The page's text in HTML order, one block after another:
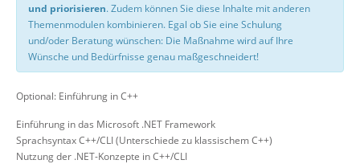
und priorisieren. Zudem können Sie diese Inhalte mit anderen
Themenmodulen kombinieren. Egal ob Sie eine Schulung
und/oder Beratung wünschen: Die Maßnahme wird auf Ihre
Wünsche und Bedürfnisse genau maßgeschneidert!
Optional: Einführung in C++
Einführung in das Microsoft .NET Framework
Sprachsyntax C++/CLI (Unterschiede zu klassischem C++)
Nutzung der .NET-Konzepte in C++/CLI